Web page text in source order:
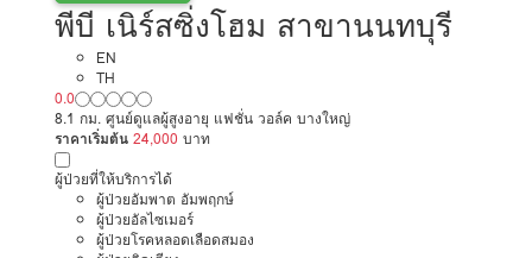
พีบี เนิร์สซิ่งโฮม สาขานนทบุรี
EN
TH
0.0
8.1 กม. ศูนย์ดูแลผู้สูงอายุ แฟชั่น วอล์ค บางใหญ่
ราคาเริ่มต้น 24,000 บาท
ผู้ป่วยที่ให้บริการได้
ผู้ป่วยอัมพาต อัมพฤกษ์
ผู้ป่วยอัลไซเมอร์
ผู้ป่วยโรคหลอดเลือดสมอง